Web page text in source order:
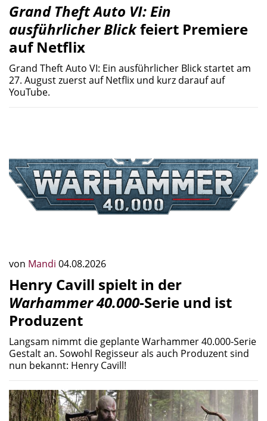
Grand Theft Auto VI: Ein
ausführlicher Blickfeiert Premiere
auf Netflix
Grand Theft Auto VI: Ein ausführlicher Blick startet am
27. August zuerst auf Netflix und kurz darauf auf
YouTube.
von Mandi 04.08.2026
Henry Cavill spielt in der
Warhammer 40.000-Serie und ist
Produzent
Langsam nimmt die geplante Warhammer 40.000-Serie
Gestalt an. Sowohl Regisseur als auch Produzent sind
nun bekannt: Henry Cavill!